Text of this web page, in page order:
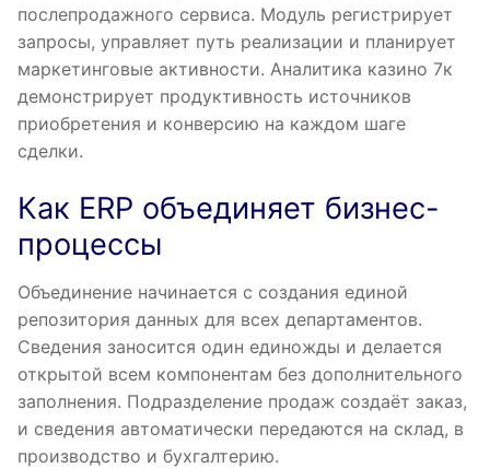
послепродажного сервиса. Модуль регистрирует
запросы, управляет путь реализации и планирует
маркетинговые активности. Аналитика казино 7к
демонстрирует продуктивность источников
приобретения и конверсию на каждом шаге
сделки.
Как ERP объединяет бизнес-
процессы
Объединение начинается с создания единой
репозитория данных для всех департаментов.
Сведения заносится один единожды и делается
открытой всем компонентам без дополнительного
заполнения. Подразделение продаж создаёт заказ,
и сведения автоматически передаются на склад, в
производство и бухгалтерию.